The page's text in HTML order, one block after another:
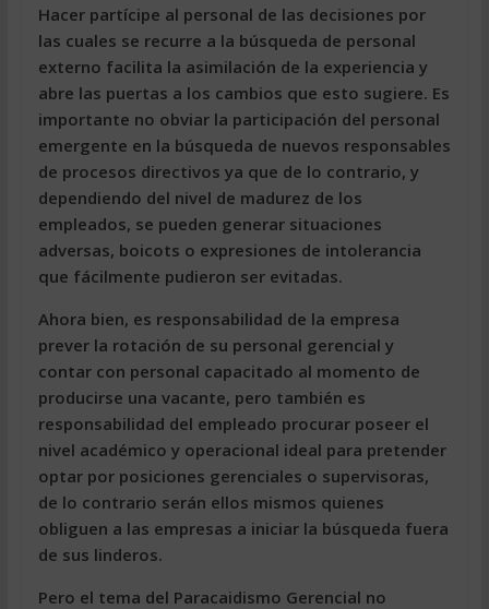
Hacer partícipe al personal de las decisiones por
las cuales se recurre a la búsqueda de personal
externo facilita la asimilación de la experiencia y
abre las puertas a los cambios que esto sugiere. Es
importante no obviar la participación del personal
emergente en la búsqueda de nuevos responsables
de procesos directivos ya que de lo contrario, y
dependiendo del nivel de madurez de los
empleados, se pueden generar situaciones
adversas, boicots o expresiones de intolerancia
que fácilmente pudieron ser evitadas.
Ahora bien, es responsabilidad de la empresa
prever la rotación de su personal gerencial y
contar con personal capacitado al momento de
producirse una vacante, pero también es
responsabilidad del empleado procurar poseer el
nivel académico y operacional ideal para pretender
optar por posiciones gerenciales o supervisoras,
de lo contrario serán ellos mismos quienes
obliguen a las empresas a iniciar la búsqueda fuera
de sus linderos.
Pero el tema del Paracaidismo Gerencial no